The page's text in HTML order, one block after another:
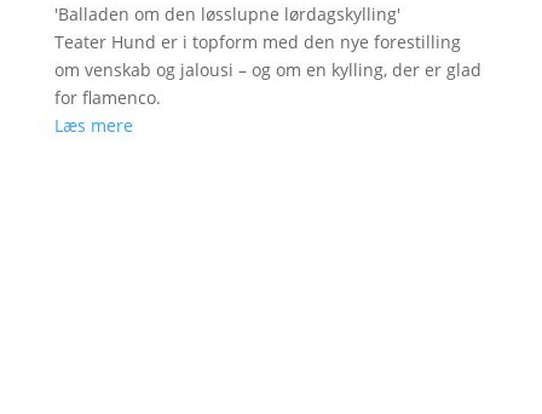
'Balladen om den løsslupne lørdagskylling'
Teater Hund er i topform med den nye forestilling
om venskab og jalousi – og om en kylling, der er glad
for flamenco.
Læs mere